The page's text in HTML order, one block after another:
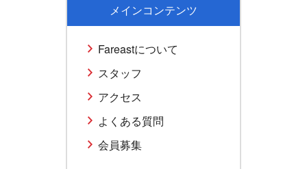
メインコンテンツ
Fareastについて
スタッフ
アクセス
よくある質問
会員募集